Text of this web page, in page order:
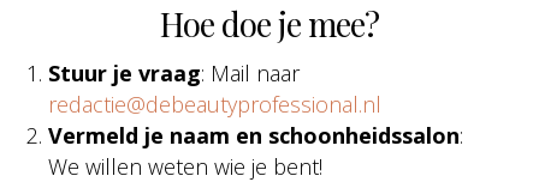
Hoe doe je mee?
Stuur je vraag: Mail naar
redactie@debeautyprofessional.nl
Vermeld je naam en schoonheidssalon:
We willen weten wie je bent!